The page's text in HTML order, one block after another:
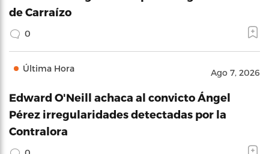
de Carraízo
0
Última Hora Ago 7, 2026
Edward O'Neill achaca al convicto Ángel
Pérez irregularidades detectadas por la
Contralora